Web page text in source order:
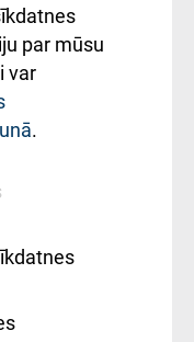
par mūsu
var
.